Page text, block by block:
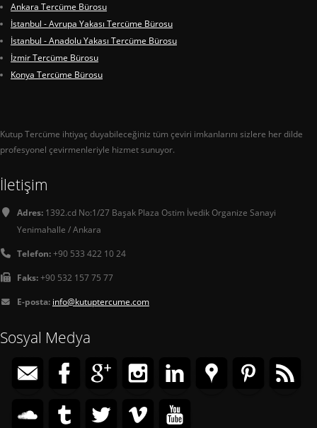
Ankara Tercüme Bürosu
İstanbul - Avrupa Yakası Tercüme Bürosu
İstanbul - Anadolu Yakası Tercüme Bürosu
İzmir Tercüme Bürosu
Konya Tercüme Bürosu
Kutup Tercüme ihtiyaç duyabileceğiniz tüm çeviri imkanlarını sizlere her dilde
profesyonel çevirmenleriyle hizmet sunuyor.
İletişim
Adres: 1392.cd No:1/27 Başak Plaza Ostim İvedik Organize Sanayi
Yenimahalle / Ankara
Telefon:+90 533 422 10 24
Faks:+90 532 157 75 77
E-posta: info@kutuptercume.com
Sosyal Medya